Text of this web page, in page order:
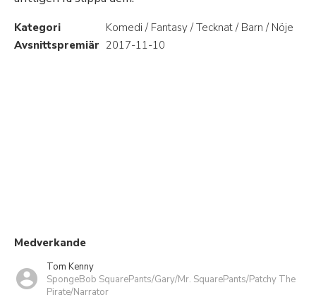
Kategori
Komedi / Fantasy / Tecknat / Barn / Nöje
Avsnittspremiär 2017-11-10
Medverkande
Tom Kenny
SpongeBob SquarePants/Gary/Mr. SquarePants/Patchy The
Pirate/Narrator